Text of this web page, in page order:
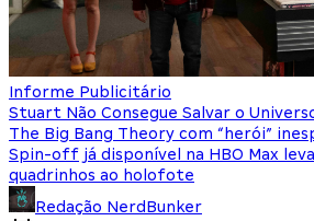
Informe Publicitário
Stuart Não Consegue Salvar o
The Big Bang Theory com “herói”
Spin-off já disponível na HBO Max
quadrinhos ao holofote
Redação NerdBunker